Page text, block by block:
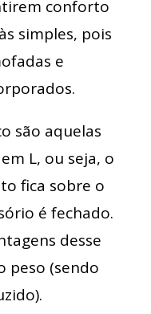
conforto
simples, pois
e
são aquelas
L, ou seja, o
fica sobre o
é fechado.
desse
peso (sendo